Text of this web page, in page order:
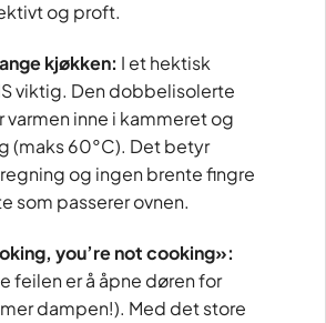
og proft.
kjøkken: I et hektisk
viktig. Den dobbelisolerte
varmen inne i kammeret og
(maks 60°C). Det betyr
og ingen brente fingre
som passerer ovnen.
you’re not cooking»:
feilen er å åpne døren for
dampen!). Med det store